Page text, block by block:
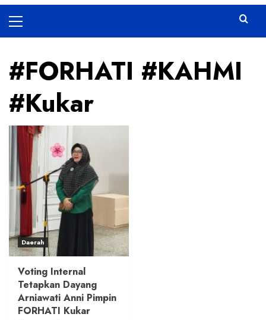
Menu
#FORHATI #KAHMI
#Kukar
Daerah
Voting Internal
Tetapkan Dayang
Arniawati Anni Pimpin
FORHATI Kukar